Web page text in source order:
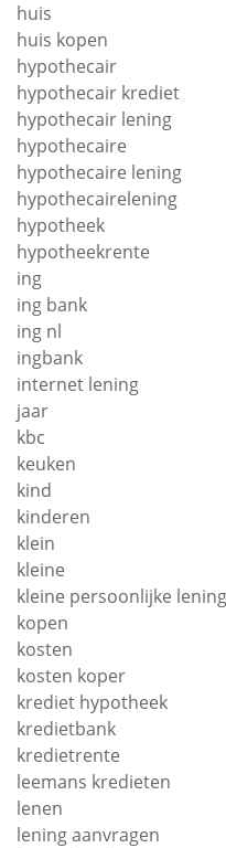
huis
huis kopen
hypothecair
hypothecair krediet
hypothecair lening
hypothecaire
hypothecaire lening
hypothecairelening
hypotheek
hypotheekrente
ing
ing bank
ing nl
ingbank
internet lening
jaar
kbc
keuken
kind
kinderen
klein
kleine
kleine persoonlijke lening
kopen
kosten
kosten koper
krediet hypotheek
kredietbank
kredietrente
leemans kredieten
lenen
lening aanvragen